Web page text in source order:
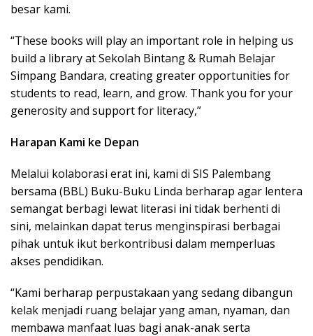
besar kami.
“These books will play an important role in helping us
build a library at Sekolah Bintang & Rumah Belajar
Simpang Bandara, creating greater opportunities for
students to read, learn, and grow. Thank you for your
generosity and support for literacy,”
Harapan Kami ke Depan
Melalui kolaborasi erat ini, kami di SIS Palembang
bersama (BBL) Buku-Buku Linda berharap agar lentera
semangat berbagi lewat literasi ini tidak berhenti di
sini, melainkan dapat terus menginspirasi berbagai
pihak untuk ikut berkontribusi dalam memperluas
akses pendidikan.
“Kami berharap perpustakaan yang sedang dibangun
kelak menjadi ruang belajar yang aman, nyaman, dan
membawa manfaat luas bagi anak-anak serta